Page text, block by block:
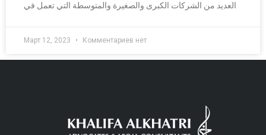
العديد من الشركات الكبرى والصغيرة والمتوسطة التي تعمل في
Март 12, 2023 Комментариев нет